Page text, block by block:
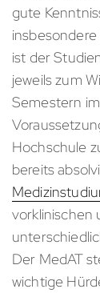
gute
ist der
jeweils zum
Semestern
Hochschule
bereits
vorklinischen
Der MedAT
wichtige